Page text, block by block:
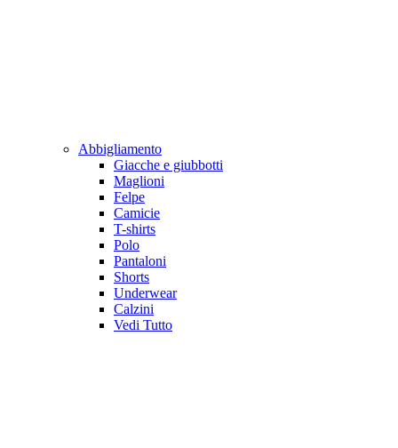
Abbigliamento
Giacche e giubbotti
Maglioni
Felpe
Camicie
T-shirts
Polo
Pantaloni
Shorts
Underwear
Calzini
Vedi Tutto